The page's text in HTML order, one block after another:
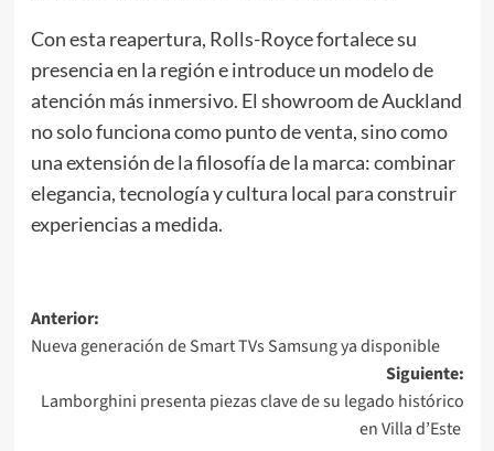
Con esta reapertura, Rolls-Royce fortalece su
presencia en la región e introduce un modelo de
atención más inmersivo. El showroom de Auckland
no solo funciona como punto de venta, sino como
una extensión de la filosofía de la marca: combinar
elegancia, tecnología y cultura local para construir
experiencias a medida.
Navegación
de
entradas
Anterior:
Nueva generación de Smart TVs Samsung ya disponible
Siguiente:
Lamborghini presenta piezas clave de su legado histórico
en Villa d’Este